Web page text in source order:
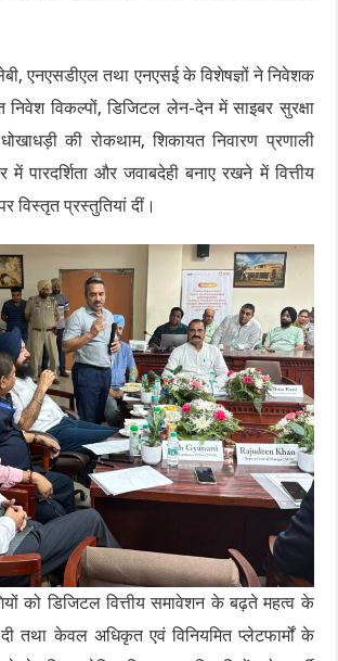
एनएसडीएल तथा एनएसई के विशेषज्ञों ने निवेशक
निवेश विकल्पों, डिजिटल लेन-देन में साइबर सुरक्षा
की रोकथाम, शिकायत निवारण प्रणाली
में पारदर्शिता और जवाबदेही बनाए रखने में वित्तीय
विस्तृत प्रस्तुतियां दीं।
को डिजिटल वित्तीय समावेशन के बढ़ते महत्व के
दी तथा केवल अधिकृत एवं विनियमित प्लेटफार्मों के